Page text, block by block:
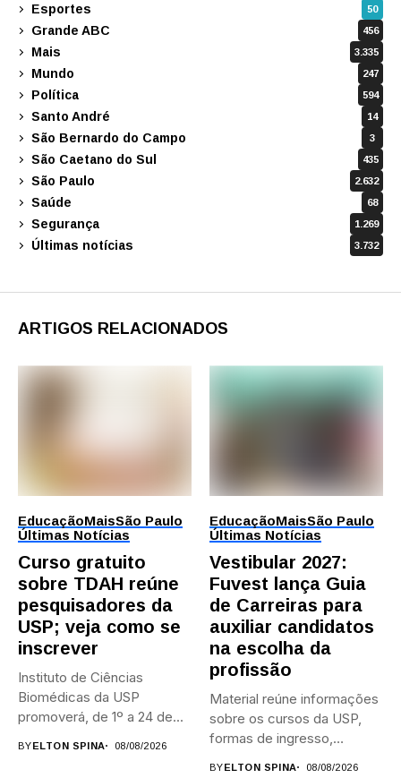
Esportes 50
Grande ABC 456
Mais 3.335
Mundo 247
Política 594
Santo André 14
São Bernardo do Campo 3
São Caetano do Sul 435
São Paulo 2.632
Saúde 68
Segurança 1.269
Últimas notícias 3.732
ARTIGOS RELACIONADOS
EducaçãoMaisSão Paulo
Últimas Notícias
Curso gratuito
sobre TDAH reúne
pesquisadores da
USP; veja como se
inscrever
Instituto de Ciências
Biomédicas da USP
promoverá, de 1º a 24 de...
BYELTON SPINA 08/08/2026
EducaçãoMaisSão Paulo
Últimas Notícias
Vestibular 2027:
Fuvest lança Guia
de Carreiras para
auxiliar candidatos
na escolha da
profissão
Material reúne informações
sobre os cursos da USP,
formas de ingresso,
BYELTON SPINA 08/08/2026